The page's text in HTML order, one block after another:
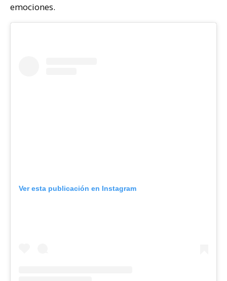
emociones.
Ver esta publicación en Instagram